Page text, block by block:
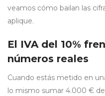
veamos cómo bailan las
aplique.
El IVA del 10%
números reales
Cuando estás metido en
lo mismo sumar 4.000 €